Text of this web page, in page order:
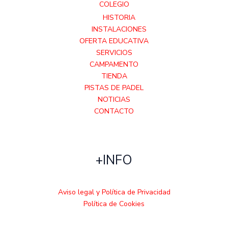
COLEGIO
HISTORIA
INSTALACIONES
OFERTA EDUCATIVA
SERVICIOS
CAMPAMENTO
TIENDA
PISTAS DE PADEL
NOTICIAS
CONTACTO
+INFO
Aviso legal y Política de Privacidad
Política de Cookies